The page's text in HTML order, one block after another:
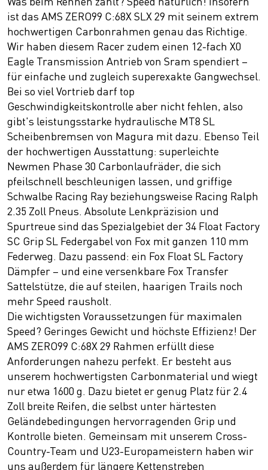
ist das AMS ZERO99 C:68X SLX 29 mit seinem extrem
hochwertigen Carbonrahmen genau das Richtige.
Wir haben diesem Racer zudem einen 12-fach X0
Eagle Transmission Antrieb von Sram spendiert –
für einfache und zugleich superexakte Gangwechsel.
Bei so viel Vortrieb darf top
Geschwindigkeitskontrolle aber nicht fehlen, also
gibt's leistungsstarke hydraulische MT8 SL
Scheibenbremsen von Magura mit dazu. Ebenso Teil
der hochwertigen Ausstattung: superleichte
Newmen Phase 30 Carbonlaufräder, die sich
pfeilschnell beschleunigen lassen, und griffige
Schwalbe Racing Ray beziehungsweise Racing Ralph
2.35 Zoll Pneus. Absolute Lenkpräzision und
Spurtreue sind das Spezialgebiet der 34 Float Factory
SC Grip SL Federgabel von Fox mit ganzen 110 mm
Federweg. Dazu passend: ein Fox Float SL Factory
Dämpfer – und eine versenkbare Fox Transfer
Sattelstütze, die auf steilen, haarigen Trails noch
mehr Speed rausholt.
Die wichtigsten Voraussetzungen für maximalen
Speed? Geringes Gewicht und höchste Effizienz! Der
AMS ZERO99 C:68X 29 Rahmen erfüllt diese
Anforderungen nahezu perfekt. Er besteht aus
unserem hochwertigsten Carbonmaterial und wiegt
nur etwa 1600 g. Dazu bietet er genug Platz für 2.4
Zoll breite Reifen, die selbst unter härtesten
Geländebedingungen hervorragenden Grip und
Kontrolle bieten. Gemeinsam mit unserem Cross-
Country-Team und U23-Europameistern haben wir
uns außerdem für längere Kettenstreben